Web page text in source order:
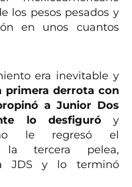
los pesos pesados y
en unos cuantos
era inevitable y
primera derrota con
a Junior Dos
lo desfiguróy
le regresó el
la tercera pelea,
JDS y lo terminó